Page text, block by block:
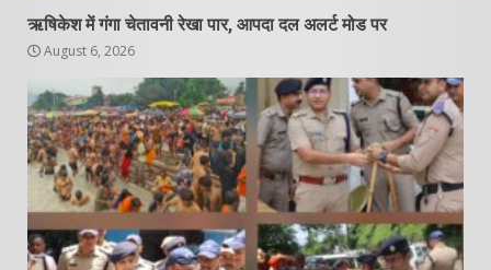
ऋषिकेश में गंगा चेतावनी रेखा पार, आपदा दल अलर्ट मोड पर
August 6, 2026